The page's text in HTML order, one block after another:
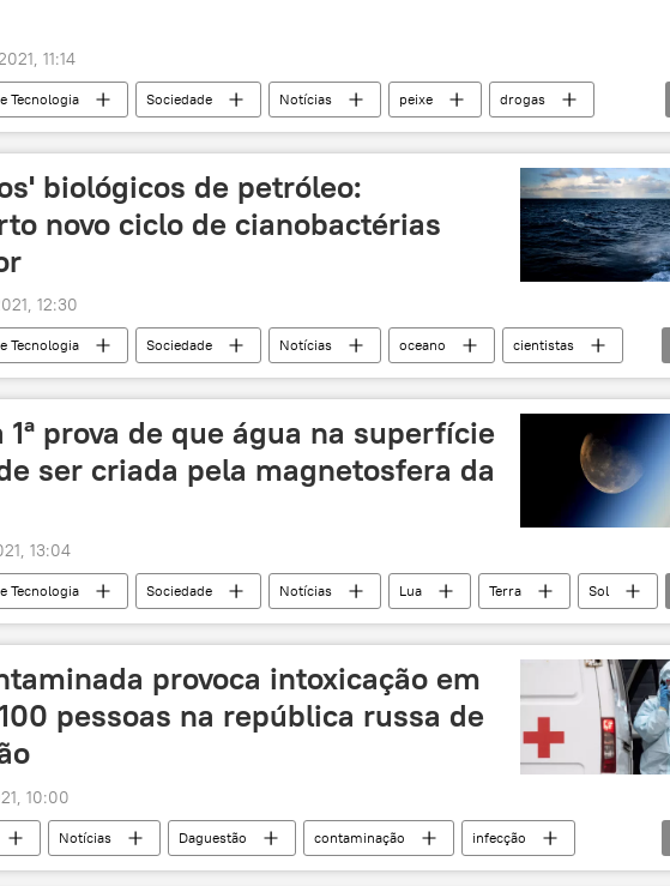
11:14
Tecnologia Sociedade Notícias peixe
drogas
biológicos de petróleo:
novo ciclo de cianobactérias
12:30
Tecnologia Sociedade Notícias oceano
cientistas
bactérias cianobactérias ADN
1ª prova de que água na superfície
ser criada pela magnetosfera da
13:04
Tecnologia Sociedade Notícias Lua Terra
Sol
provoca intoxicação em
pessoas na república russa de
10:00
Notícias Daguestão contaminação
infecção
Cáucaso hospital